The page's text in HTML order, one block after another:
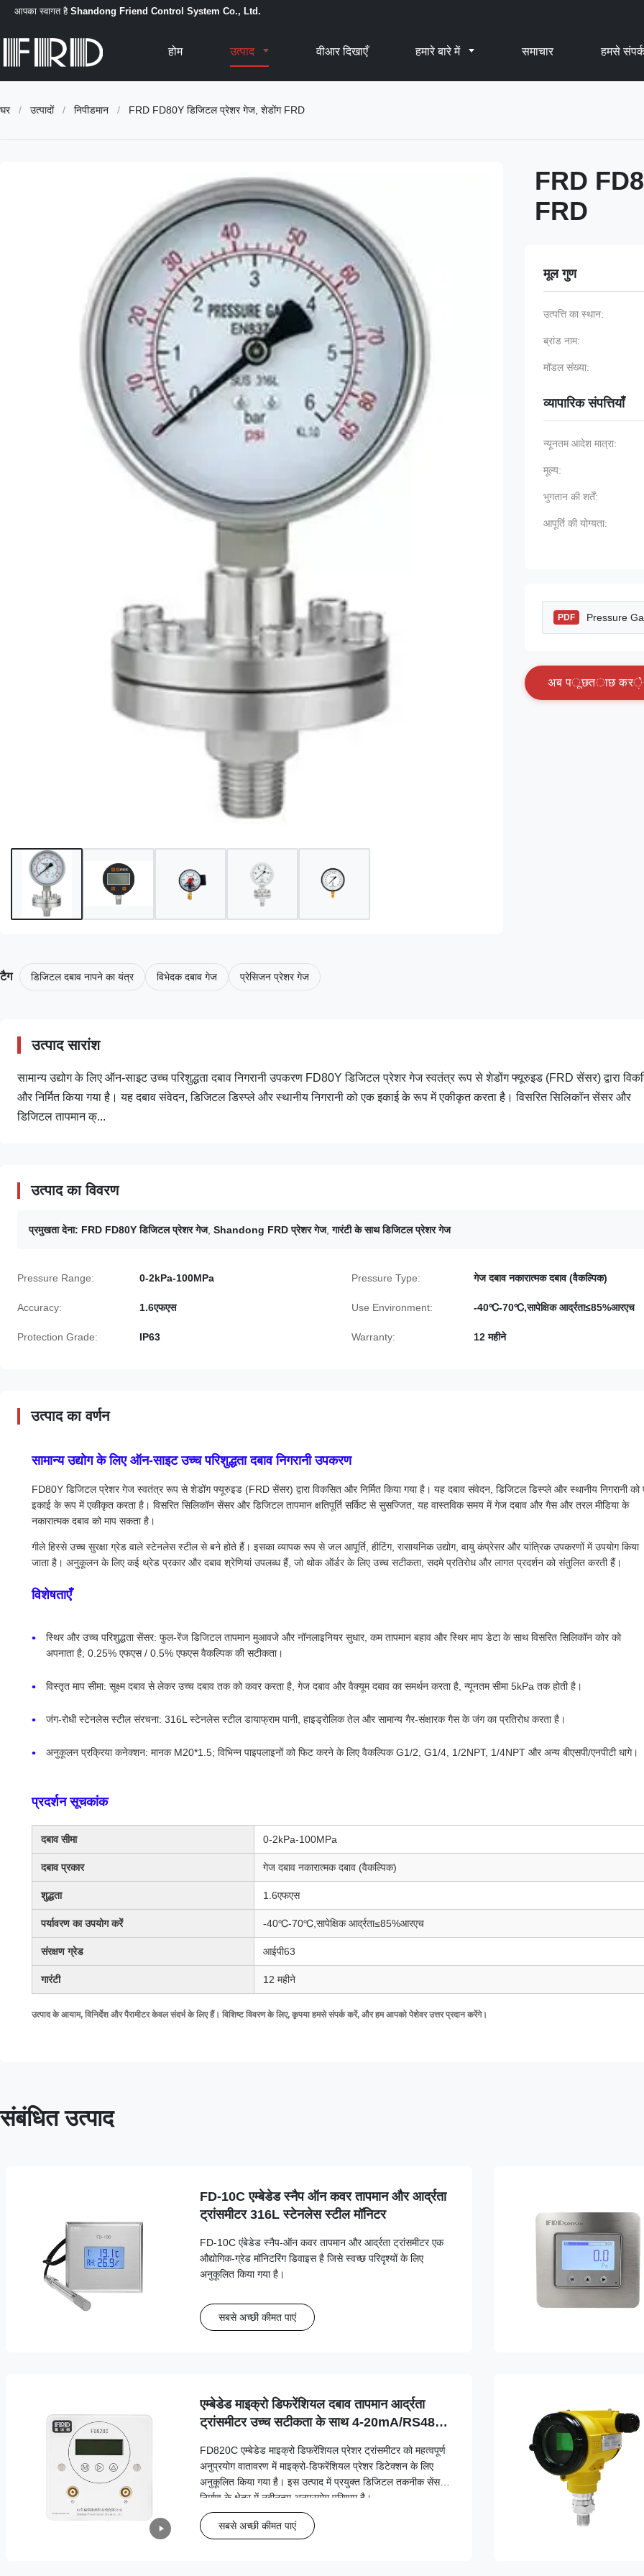
आपका स्वागत है Shandong Friend Control System Co., Ltd.
होम उत्पाद वीआर दिखाएँ हमारे बारे में समाचार हमसे
घर / उत्पादों / निपीडमान / FRD FD80Y डिजिटल प्रेशर गेज, शेडोंग FRD
FRD
FRD
मूल गुण
उत्पत्ति का स्थान:
ब्रांड नाम:
मॉडल संख्या:
व्यापारिक संपत्तियाँ
न्यूनतम आदेश मात्रा:
मूल्य:
भुगतान की शर्तें:
आपूर्ति की योग्यता:
PDF Pressure
अब पूछताछ करे
टैग डिजिटल दबाव नापने का यंत्र विभेदक दबाव गेज प्रेसिजन प्रेशर गेज
उत्पाद सारांश
सामान्य उद्योग के लिए ऑन-साइट उच्च परिशुद्धता दबाव निगरानी उपकरण FD80Y डिजिटल प्रेशर गेज स्वतंत्र रूप से शेडोंग फ्यूरुइड (FRD सेंसर) द्वारा
और निर्मित किया गया है। यह दबाव संवेदन, डिजिटल डिस्प्ले और स्थानीय निगरानी को एक इकाई के रूप में एकीकृत करता है। विसरित सिलिकॉन सेंसर और
डिजिटल तापमान क्...
उत्पाद का विवरण
प्रमुखता देना: FRD FD80Y डिजिटल प्रेशर गेज, Shandong FRD प्रेशर गेज,गारंटी के साथ डिजिटल प्रेशर गेज
Pressure Range: 0-2kPa-100MPa Pressure Type: गेज दबाव नकारात्मक दबाव (वैकल्पिक)
Accuracy: 1.6एफएस Use Environment: -40℃-70℃,सापेक्षिक आर्द्रता≤85%आरएच
Protection Grade: IP63 Warranty: 12 महीने
उत्पाद का वर्णन
सामान्य उद्योग के लिए ऑन-साइट उच्च परिशुद्धता दबाव निगरानी उपकरण
FD80Y डिजिटल प्रेशर गेज स्वतंत्र रूप से शेडोंग फ्यूरुइड (FRD सेंसर) द्वारा विकसित और निर्मित किया गया है। यह दबाव संवेदन, डिजिटल डिस्प्ले और स्थानीय निगरानी को
इकाई के रूप में एकीकृत करता है। विसरित सिलिकॉन सेंसर और डिजिटल तापमान क्षतिपूर्ति सर्किट से सुसज्जित, यह वास्तविक समय में गेज दबाव और गैस और तरल मीडिया के
नकारात्मक दबाव को माप सकता है।
गीले हिस्से उच्च सुरक्षा ग्रेड वाले स्टेनलेस स्टील से बने होते हैं। इसका व्यापक रूप से जल आपूर्ति, हीटिंग, रासायनिक उद्योग, वायु कंप्रेसर और यांत्रिक उपकरणों में उपयोग किया
जाता है। अनुकूलन के लिए कई थ्रेड प्रकार और दबाव श्रेणियां उपलब्ध हैं, जो थोक ऑर्डर के लिए उच्च सटीकता, सदमे प्रतिरोध और लागत प्रदर्शन को संतुलित करती हैं।
विशेषताएँ
स्थिर और उच्च परिशुद्धता सेंसर: फुल-रेंज डिजिटल तापमान मुआवजे और नॉनलाइनियर सुधार, कम तापमान बहाव और स्थिर माप डेटा के साथ विसरित सिलिकॉन कोर को
अपनाता है; 0.25% एफएस / 0.5% एफएस वैकल्पिक की सटीकता।
विस्तृत माप सीमा: सूक्ष्म दबाव से लेकर उच्च दबाव तक को कवर करता है, गेज दबाव और वैक्यूम दबाव का समर्थन करता है, न्यूनतम सीमा 5kPa तक होती है।
जंग-रोधी स्टेनलेस स्टील संरचना: 316L स्टेनलेस स्टील डायाफ्राम पानी, हाइड्रोलिक तेल और सामान्य गैर-संक्षारक गैस के जंग का प्रतिरोध करता है।
अनुकूलन प्रक्रिया कनेक्शन: मानक M20*1.5; विभिन्न पाइपलाइनों को फिट करने के लिए वैकल्पिक G1/2, G1/4, 1/2NPT, 1/4NPT और अन्य बीएसपी/एनपीटी धागे।
प्रदर्शन सूचकांक
दबाव सीमा 0-2kPa-100MPa
दबाव प्रकार गेज दबाव नकारात्मक दबाव (वैकल्पिक)
शुद्धता 1.6एफएस
पर्यावरण का उपयोग करें -40℃-70℃,सापेक्षिक आर्द्रता≤85%आरएच
संरक्षण ग्रेड आईपी63
गारंटी 12 महीने
उत्पाद के आयाम, विनिर्देश और पैरामीटर केवल संदर्भ के लिए हैं। विशिष्ट विवरण के लिए, कृपया हमसे संपर्क करें, और हम आपको पेशेवर उत्तर प्रदान करेंगे।
संबंधित उत्पाद
FD-10C एम्बेडेड स्नैप ऑन कवर तापमान और आर्द्रता
ट्रांसमीटर 316L स्टेनलेस स्टील मॉनिटर
FD-10C एंबेडेड स्नैप-ऑन कवर तापमान और आर्द्रता ट्रांसमीटर एक
औद्योगिक-ग्रेड मॉनिटरिंग डिवाइस है जिसे स्वच्छ परिदृश्यों के लिए
अनुकूलित किया गया है।
सबसे अच्छी कीमत पाएं
एम्बेडेड माइक्रो डिफरेंशियल दबाव तापमान आर्द्रता
ट्रांसमीटर उच्च सटीकता के साथ 4-20mA/RS485
FD820C एम्बेडेड माइक्रो डिफरेंशियल प्रेशर ट्रांसमीटर को महत्वपूर्ण
अनुप्रयोग वातावरण में माइक्रो-डिफरेंशियल प्रेशर डिटेक्शन के लिए
अनुकूलित किया गया है। इस उत्पाद में प्रयुक्त डिजिटल तकनीक सेंसर
निर्माण के क्षेत्र में नवीनतम अनुप्रयोग परिणाम है।
सबसे अच्छी कीमत पाएं